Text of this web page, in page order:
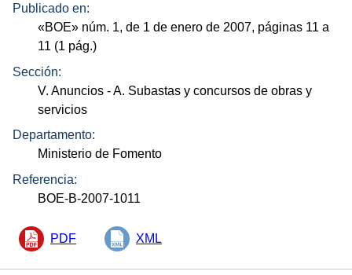
Publicado en:
«BOE» núm. 1, de 1 de enero de 2007, páginas 11 a
11 (1 pág.)
Sección:
V. Anuncios - A. Subastas y concursos de obras y
servicios
Departamento:
Ministerio de Fomento
Referencia:
BOE-B-2007-1011
PDF XML